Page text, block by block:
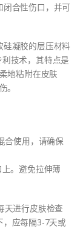
合性伤口，并可
凝胶的层压材料
技术，其特点是
地粘附在皮肤
。
合使用，请确保
。避免拉伸薄
天进行皮肤检查
应每隔3-7天或